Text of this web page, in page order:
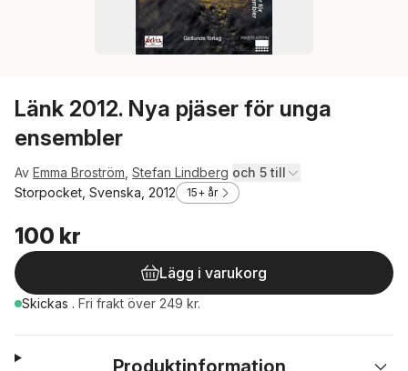
Länk 2012. Nya pjäser för unga
ensembler
Av Emma Broström Stefan Lindberg och 5 till
Storpocket, Svenska, 2012
15+ år
100 kr
Lägg i varukorg
Skickas . Fri frakt över 249 kr.
Produktinformation